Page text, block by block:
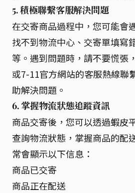
5. 積極聯繫客服解決問題
在交寄商品過程中，您可能會
找不到物流中心、交寄單填寫
等。遇到問題時，請不要慌張
或7-11官方網站的客服熱線聯
助解決問題。
6. 掌握物流狀態追蹤資訊
商品交寄後，您可以透過蝦皮
查詢物流狀態，掌握商品的配
常會顯示以下信息：
商品已交寄
商品正在配送